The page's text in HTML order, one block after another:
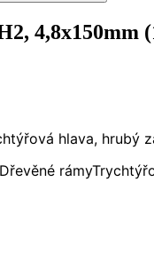
4,8x150mm
hlava, hrubý
Dřevěné rámy